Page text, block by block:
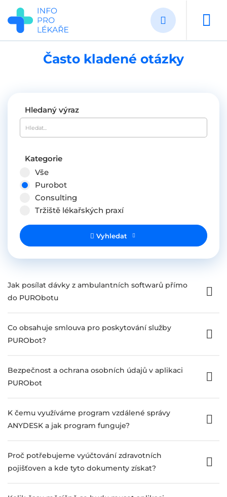
Přejít
hlavnímu
obsahu
Často kladené otázky
Hledaný výraz
Kategorie
Vše
Purobot
Consulting
Tržiště lékařských praxí
Vyhledat
Jak posílat dávky z ambulantních softwarů přímo
do PURObotu
Co obsahuje smlouva pro poskytování služby
PURObot?
Bezpečnost a ochrana osobních údajů v aplikaci
PURObot
K čemu využíváme program vzdálené správy
ANYDESK a jak program funguje?
Proč potřebujeme vyúčtování zdravotních
pojišťoven a kde tyto dokumenty získat?